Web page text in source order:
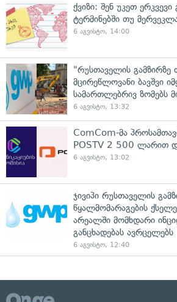
ქვიზი: შენ უკეთ
ტერმინებში თუ
6 აგვისტო, 14:00
"რუსთაველის
მცირეწლოვანი ბავშვი
სამართლებრივ ზომებს
6 აგვისტო, 13:32
ComCom-მა
POSTV 2 500 ლარით
6 აგვისტო, 13:02
ჯივიპი რუსთაველის
წყალმომარაგების
არეალში მომხდარი
განცხადებას ავრცელებს
6 აგვისტო, 12:40